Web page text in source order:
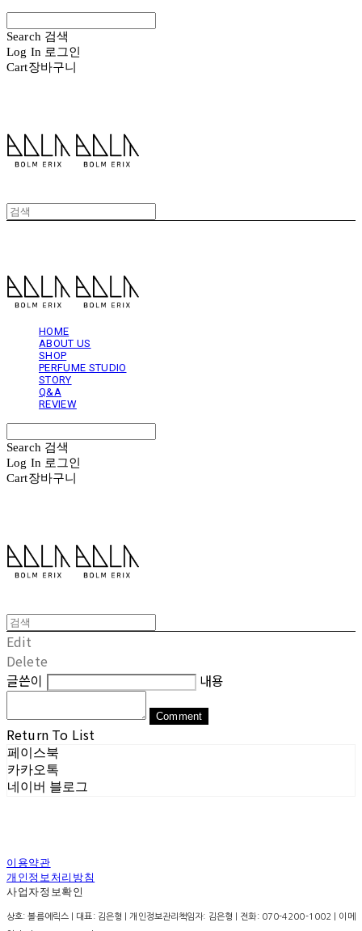
Search 검색
Log In 로그인
Cart장바구니
HOME
ABOUT US
SHOP
PERFUME STUDIO
STORY
Q&A
REVIEW
Search 검색
Log In 로그인
Cart장바구니
Edit
Delete
글쓴이
내용
Comment
Return To List
페이스북
카카오톡
네이버 블로그
이용약관
개인정보처리방침
사업자정보확인
상호: 볼름에릭스 | 대표: 김은형 | 개인정보관리책임자: 김은형 | 전화: 070-4200-1002 | 이메